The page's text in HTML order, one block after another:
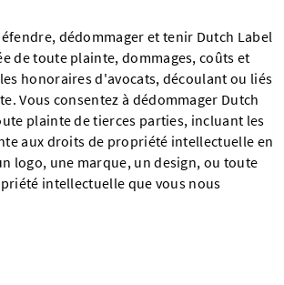
dédommager et tenir Dutch Label
de toute plainte, dommages, coûts et
honoraires d'avocats, découlant ou liés
Vous consentez à dédommager Dutch
plainte de tierces parties, incluant les
aux droits de propriété intellectuelle en
logo, une marque, un design, ou toute
intellectuelle que vous nous